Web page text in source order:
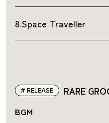
8.Space Traveller
RARE
RELEASE
BGM